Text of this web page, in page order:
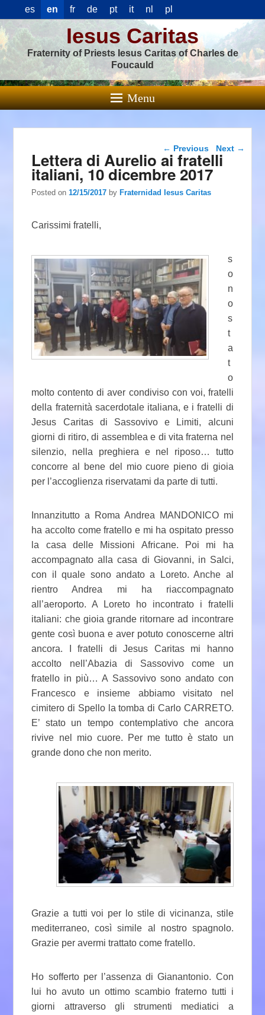
es en fr de pt it nl pl
Iesus Caritas
Fraternity of Priests Iesus Caritas of Charles de
Foucauld
Menu
Post navigation
← Previous Next →
Lettera di Aurelio ai fratelli
italiani, 10 dicembre 2017
Posted on12/15/2017 byFraternidad Iesus Caritas
Carissimi fratelli,
s
o
n
o
s
t
a
t
o
molto contento di aver condiviso con voi, fratelli
della fraternità sacerdotale italiana, e i fratelli di
Jesus Caritas di Sassovivo e Limiti, alcuni
giorni di ritiro, di assemblea e di vita fraterna nel
silenzio, nella preghiera e nel riposo… tutto
concorre al bene del mio cuore pieno di gioia
per l’accoglienza riservatami da parte di tutti.
Innanzitutto a Roma Andrea MANDONICO mi
ha accolto come fratello e mi ha ospitato presso
la casa delle Missioni Africane. Poi mi ha
accompagnato alla casa di Giovanni, in Salci,
con il quale sono andato a Loreto. Anche al
rientro Andrea mi ha riaccompagnato
all’aeroporto. A Loreto ho incontrato i fratelli
italiani: che gioia grande ritornare ad incontrare
gente così buona e aver potuto conoscerne altri
ancora. I fratelli di Jesus Caritas mi hanno
accolto nell’Abazia di Sassovivo come un
fratello in più… A Sassovivo sono andato con
Francesco e insieme abbiamo visitato nel
cimitero di Spello la tomba di Carlo CARRETO.
E’ stato un tempo contemplativo che ancora
rivive nel mio cuore. Per me tutto è stato un
grande dono che non merito.
Grazie a tutti voi per lo stile di vicinanza, stile
mediterraneo, così simile al nostro spagnolo.
Grazie per avermi trattato come fratello.
Ho sofferto per l’assenza di Gianantonio. Con
lui ho avuto un ottimo scambio fraterno tutti i
giorni attraverso gli strumenti mediatici a